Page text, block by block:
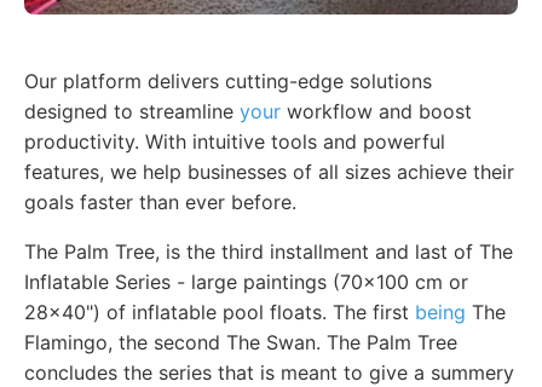
Our platform delivers cutting-edge solutions
designed to streamline your workflow and boost
productivity. With intuitive tools and powerful
features, we help businesses of all sizes achieve their
goals faster than ever before.
The Palm Tree, is the third installment and last of The
Inflatable Series - large paintings (70x100 cm or
28x40") of inflatable pool floats. The first being The
Flamingo, the second The Swan. The Palm Tree
concludes the series that is meant to give a summery